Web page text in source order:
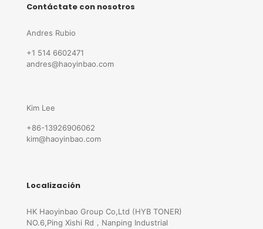
Contáctate con nosotros
Andres Rubio
+1 514 6602471
andres@haoyinbao.com
Kim Lee
+86-13926906062
kim@haoyinbao.com
Localización
HK Haoyinbao Group Co,Ltd (HYB TONER)
NO.6,Ping Xishi Rd，Nanping Industrial